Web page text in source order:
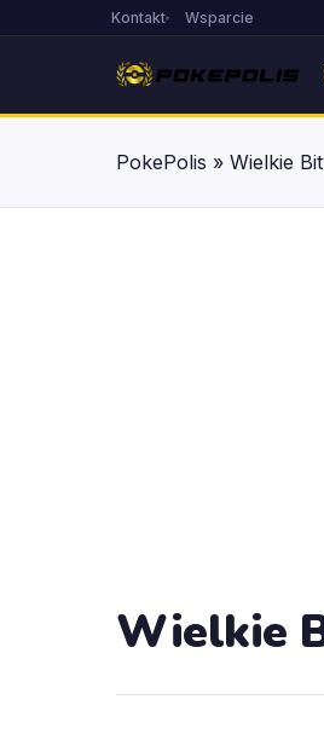
Kontakt Wsparcie
PokePolis » Wielkie
Wielkie